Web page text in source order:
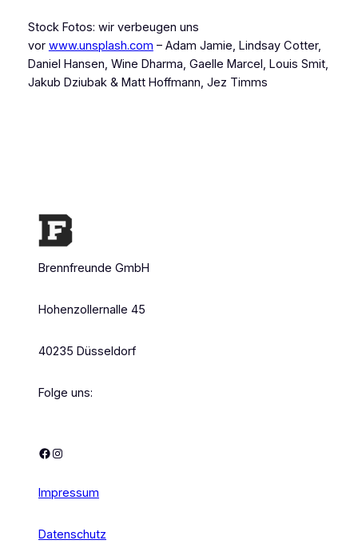
Stock Fotos: wir verbeugen uns
vor www.unsplash.com – Adam Jamie, Lindsay Cotter,
Daniel Hansen, Wine Dharma, Gaelle Marcel, Louis Smit,
Jakub Dziubak & Matt Hoffmann, Jez Timms
Brennfreunde GmbH
Hohenzollernalle 45
40235 Düsseldorf
Folge uns:
Facebook Instagram
Impressum
Datenschutz